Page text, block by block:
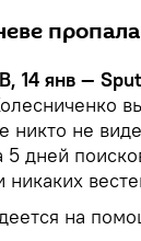
14 янв —
никто не
5 дней
на